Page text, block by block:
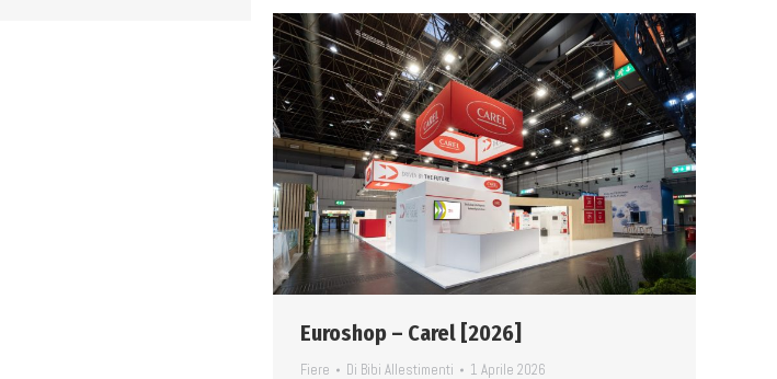
Euroshop – Carel [2026]
Fiere Di Bibi Allestimenti 1 Aprile 2026